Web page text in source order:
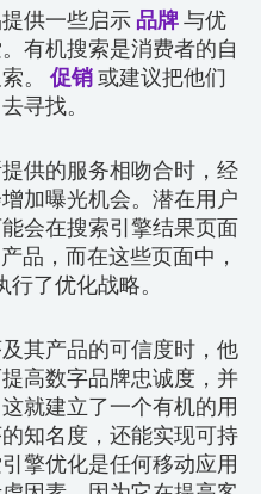
供一些启示 品牌与优
有机搜索是消费者的自
。 促销或建议把他们
寻找。
供的服务相吻合时，经
加曝光机会。潜在用户
会在搜索引擎结果页面
品，而在这些页面中，
行了优化战略。
其产品的可信度时，他
高数字品牌忠诚度，并
就建立了一个有机的用
知名度，还能实现可持
擎优化是任何移动应用